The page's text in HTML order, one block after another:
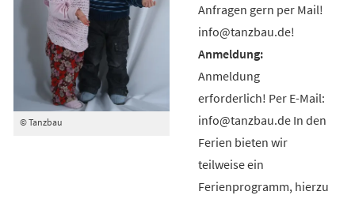
© Tanzbau
Anfragen gern per Mail!
info@tanzbau.de!
Anmeldung
erforderlich! Per E-Mail:
info@tanzbau.de In den
Ferien bieten wir
teilweise ein
Ferienprogramm, hierzu